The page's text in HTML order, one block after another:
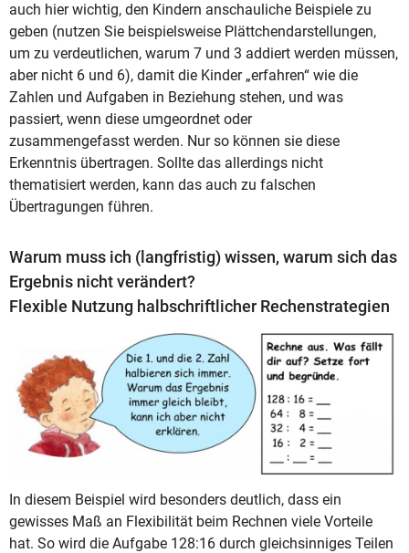
auch hier wichtig, den Kindern anschauliche Beispiele zu
geben (nutzen Sie beispielsweise Plättchendarstellungen,
um zu verdeutlichen, warum 7 und 3 addiert werden müssen,
aber nicht 6 und 6), damit die Kinder „erfahren“ wie die
Zahlen und Aufgaben in Beziehung stehen, und was
passiert, wenn diese umgeordnet oder
zusammengefasst werden. Nur so können sie diese
Erkenntnis übertragen. Sollte das allerdings nicht
thematisiert werden, kann das auch zu falschen
Übertragungen führen.
Warum muss ich (langfristig) wissen, warum sich das
Ergebnis nicht verändert?
Flexible Nutzung halbschriftlicher Rechenstrategien
In diesem Beispiel wird besonders deutlich, dass ein
gewisses Maß an Flexibilität beim Rechnen viele Vorteile
hat. So wird die Aufgabe 128:16 durch gleichsinniges Teilen